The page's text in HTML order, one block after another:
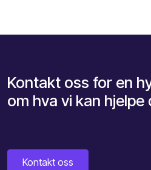
Kontakt oss for en
om hva vi kan hjelpe
Kontakt oss